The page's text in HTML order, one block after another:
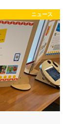
ニュース